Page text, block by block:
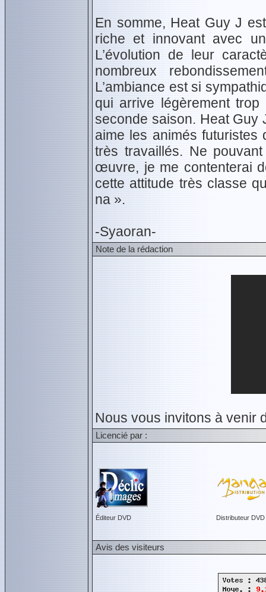
En somme, Heat Guy J
riche et innovant avec
L’évolution de leur
nombreux
L’ambiance est si
qui arrive légèrement
seconde saison. Heat Guy
aime les animés
très travaillés. Ne
œuvre, je me contenterai
cette attitude très classe
na ».
-Syaoran-
Note de la rédaction
Nous vous invitons à venir
Licencié par :
Éditeur DVD Distributeur DVD
Avis des visiteurs